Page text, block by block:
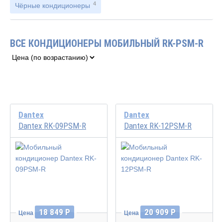
Чёрные кондиционеры 4
ВСЕ КОНДИЦИОНЕРЫ МОБИЛЬНЫЙ RK-PSM-R
Dantex
Dantex RK-09PSM-R
Цена 18 849 Р
Dantex
Dantex RK-12PSM-R
Цена 20 909 Р